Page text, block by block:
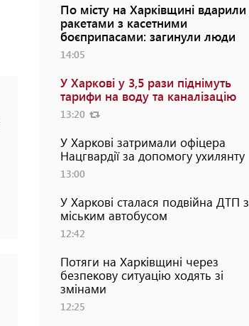
По місту на Харківщині вдарили
ракетами з касетними
боєприпасами: загинули люди
14:05
У Харкові у 3,5 рази піднімуть
тарифи на воду та каналізацію
13:20
У Харкові затримали офіцера
Нацгвардії за допомогу ухилянту
13:00
У Харкові сталася подвійна ДТП з
міським автобусом
12:42
Потяги на Харківщині через
безпекову ситуацію ходять зі
змінами
12:25